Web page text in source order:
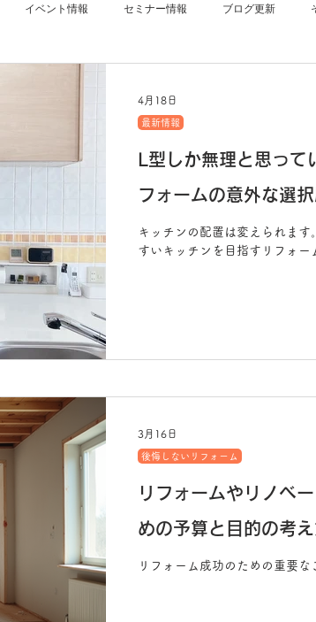
イベント情報 セミナー情報 ブログ更新
L型しか無理と思って
フォームの意外な選
キッチンの配置は変えられま
すいキッチンを目指すリフォー
最新情報
4月18日
リフォームやリノベ
めの予算と目的の考
リフォーム成功のための重要な
後悔しないリフォーム
3月16日